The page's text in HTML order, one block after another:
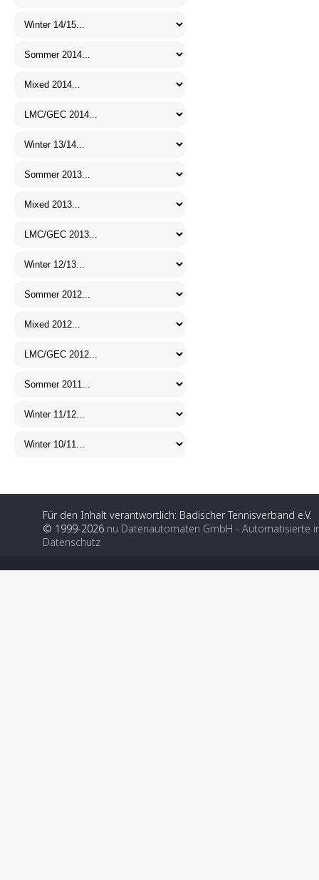
Für den Inhalt verantwortlich: Badischer Tennisverband e.V.
© 1999-2026 nu Datenautomaten GmbH - Automatisierte
Datenschutz